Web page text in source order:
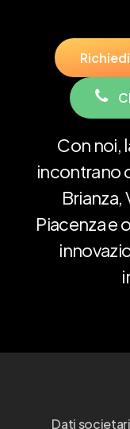
Richiedi
C
Con noi,
incontrano
Brianza,
Piacenzae
Dati societari